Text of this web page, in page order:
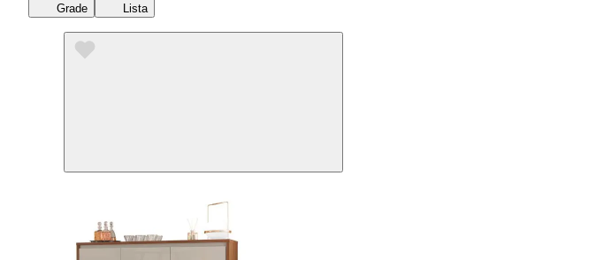
Grade Lista